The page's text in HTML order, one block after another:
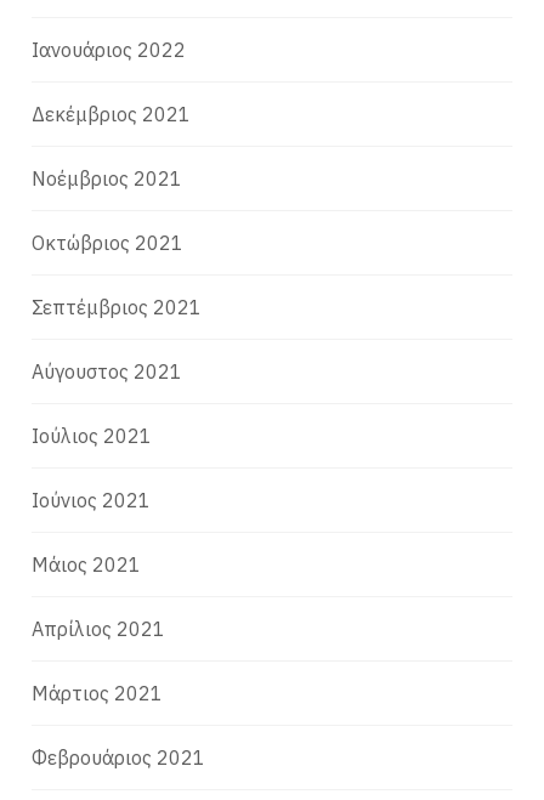
Ιανουάριος 2022
Δεκέμβριος 2021
Νοέμβριος 2021
Οκτώβριος 2021
Σεπτέμβριος 2021
Αύγουστος 2021
Ιούλιος 2021
Ιούνιος 2021
Μάιος 2021
Απρίλιος 2021
Μάρτιος 2021
Φεβρουάριος 2021